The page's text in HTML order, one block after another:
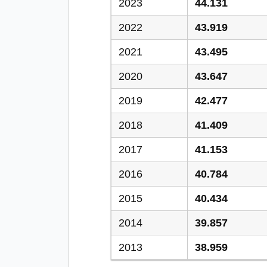
2023 44.131
2022 43.919
2021 43.495
2020 43.647
2019 42.477
2018 41.409
2017 41.153
2016 40.784
2015 40.434
2014 39.857
2013 38.959